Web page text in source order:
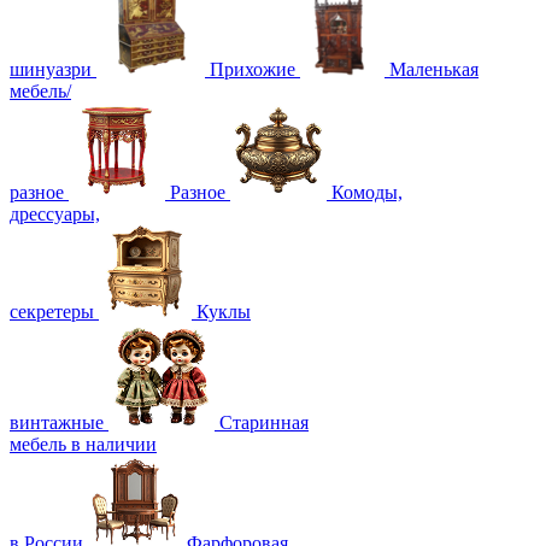
шинуазри Прихожие
Маленькая
мебель/
разное Разное
Комоды,
дрессуары,
секретеры Куклы
винтажные
Старинная
мебель в наличии